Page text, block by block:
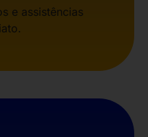
e assistências